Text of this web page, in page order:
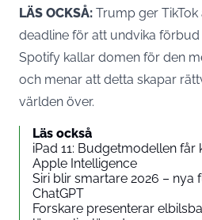
LÄS OCKSÅ: Trump ger
deadline för att undvika förbud
Spotify kallar domen för den
och menar att detta skapar
världen över.
Läs också
iPad 11: Budgetmodellen
Apple Intelligence
Siri blir smartare 2026 – nya
ChatGPT
Forskare presenterar